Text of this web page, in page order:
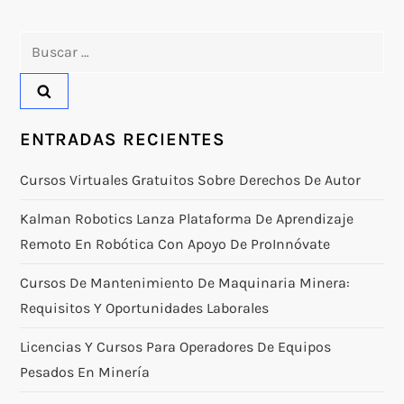
ENTRADAS RECIENTES
Cursos Virtuales Gratuitos Sobre Derechos De Autor
Kalman Robotics Lanza Plataforma De Aprendizaje
Remoto En Robótica Con Apoyo De ProInnóvate
Cursos De Mantenimiento De Maquinaria Minera:
Requisitos Y Oportunidades Laborales
Licencias Y Cursos Para Operadores De Equipos
Pesados En Minería